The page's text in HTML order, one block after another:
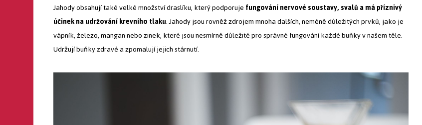
Jahody obsahují také velké množství draslíku, který podporujefungování nervové soustavy, svalů a má příznivý
účinek na udržování krevního tlaku. Jahody jsou rovněž zdrojem mnoha dalších, neméně důležitých prvků, jako je
vápník, železo, mangan nebo zinek, které jsou nesmírně důležité pro správné fungování každé buňky v našem těle.
Udržují buňky zdravé a zpomalují jejich stárnutí.